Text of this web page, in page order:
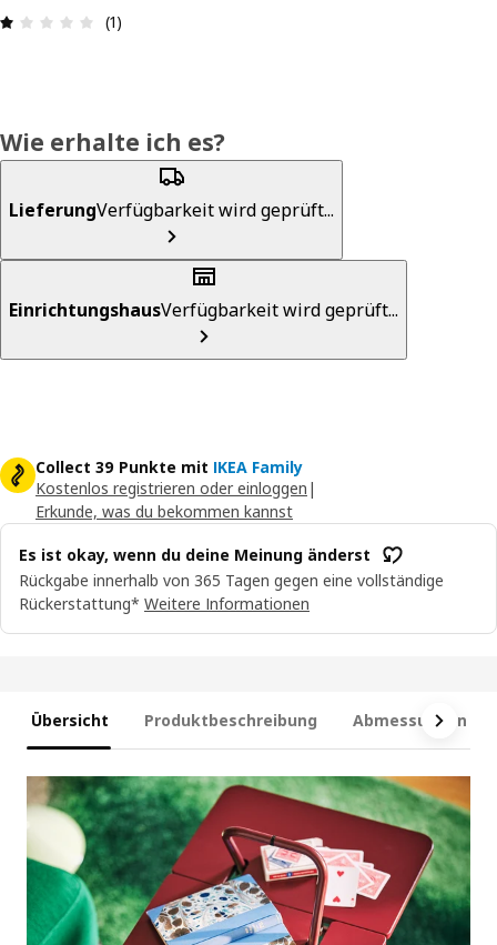
Bewertung: 1 von 5 Sterne Anzahl der
(1)
Wie erhalte ich es?
LieferungVerfügbarkeit wird geprüft...
EinrichtungshausVerfügbarkeit wird geprüft...
Collect 39 Punkte mit IKEA Family
Kostenlos registrieren oder einloggen |
Erkunde, was du bekommen kannst
Es ist okay, wenn du deine Meinung änderst
Rückgabe innerhalb von 365 Tagen gegen eine vollständige
Rückerstattung* Weitere Informationen
Übersicht Produktbeschreibung Abmessungen